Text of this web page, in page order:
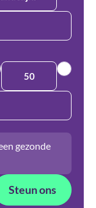
50
gezonde
Steun ons